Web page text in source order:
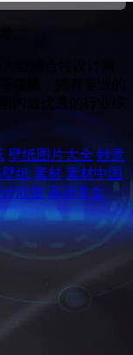
领域，拥有专业的
壁纸图片大全 妙意
纸 素材 素材中国
欣赏 高清美女